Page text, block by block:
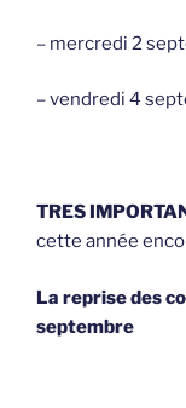
– mercredi 2
– vendredi 4
TRES
cette année
La reprise des
septembre